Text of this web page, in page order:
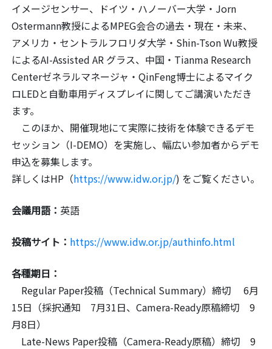
イメージセンサー、ドイツ・ハノーバー大学・Jorn
Ostermann教授によるMPEG会合の過去・現在・未来、
アメリカ・セントラルフロリダ大学・Shin-Tson Wu教授
によるAI-Assisted AR グラス、中国・Tianma Research
Centerゼネラルマネージャ・QinFeng博士によるマイク
ロLEDと自動車用ディスプレイに関してご講演いただき
ます。
このほか、開催現地にて実際に技術を体験できるデモ
セッション（I-DEMO）を実施し、幅広い参加者からデモ
申込を募集します。
詳しくはHP（https://www.idw.or.jp/) をご覧ください。
会議用語： 英語
投稿サイト： https://www.idw.or.jp/authinfo.html
各種期日：
Regular Paper投稿（Technical Summary）締切 6月
15日（採択通知 7月31日、Camera-Ready原稿締切 9
月8日）
Late-News Paper投稿（Camera-Ready原稿）締切 9